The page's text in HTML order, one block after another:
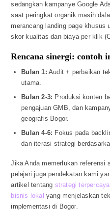
sedangkan kampanye Google
saat peringkat organik masih
merancang landing page khusus
skor kualitas dan biaya per klik
Rencana sinergi: contoh
Bulan 1: Audit + perbaikan
utama.
Bulan 2-3: Produksi konten
pengajuan GMB, dan
geografis Bogor.
Bulan 4-6: Fokus pada
dan iterasi strategi
Jika Anda memerlukan referensi
pelajari juga pendekatan kami
artikel tentang strategi
bisnis lokal yang menjelaskan
implementasi di Bogor.